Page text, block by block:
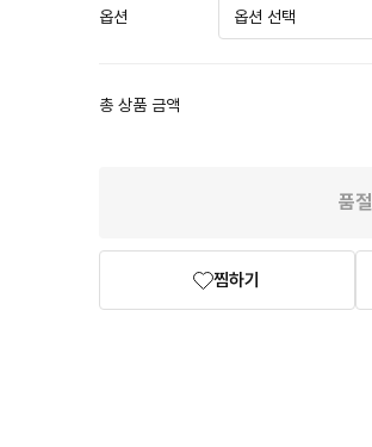
옵션
총 상품 금액
품절
찜하기